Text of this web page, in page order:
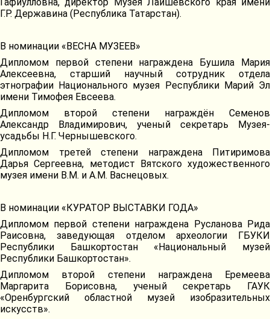
Г.Р. Державина (Республика Татарстан).
В номинации «ВЕСНА МУЗЕЕВ»
Дипломом первой степени награждена Бушила Мария
Алексеевна, старший научный сотрудник отдела
этнографии Национального музея Республики Марий Эл
имени Тимофея Евсеева.
Дипломом второй степени награждён Семенов
Александр Владимирович, ученый секретарь Музея-
усадьбы Н.Г. Чернышевского.
Дипломом третей степени награждена Питиримова
Дарья Сергеевна, методист Вятского художественного
музея имени В.М. и А.М. Васнецовых.
В номинации «КУРАТОР ВЫСТАВКИ ГОДА»
Дипломом первой степени награждена Русланова Рида
Раисовна, заведующая отделом археологии ГБУКИ
Республики Башкортостан «Национальный музей
Республики Башкортостан».
Дипломом второй степени награждена Еремеева
Маргарита Борисовна, ученый секретарь ГАУК
«Оренбургский областной музей изобразительных
искусств».